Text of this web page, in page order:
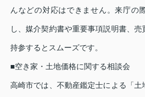
んなどの対応はできません。来庁の
し、媒介契約書や重要事項説明書、
持参するとスムーズです。
■空き家・土地価格に関する相談会
高崎市では、不動産鑑定士による「土